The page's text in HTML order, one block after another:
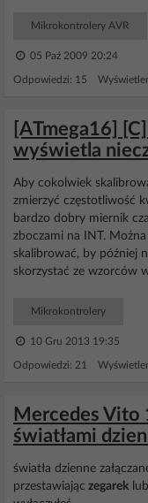
Mikrokontrolery AVR
05 Paź 2009 20:24
Odpowiedzi: 15
[ATmega16]
wyświetla
Aby cokolwiek
zmierzyć częstotliwość
bardzo dobry miernik
zboczami na INT.
skalibrować, by później
skorzystać ze wzorców
Mikrokontrolery
10 Gru 2013 19:35
Odpowiedzi: 21
Mercedes Vito
światłami
światła dzienne
przestawiając zegarek lub